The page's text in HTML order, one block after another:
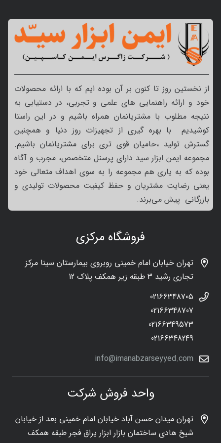
فروشگاه مرکزی
تهران خیابان امام خمینی روبروی بیمارستان سینا مرکز
تجاری رشید 3 طبقه زیر همکف پلاک 12
02166348705
02166348707
02166349573
02166348249
info@imanabzarseyyed.com
واحد فروش شرکت
تهران میدان حسن آباد خیابان امام خمینی بعد از خیابان
شیخ هادی ساختمان بازار ابزار یراق فجر طبقه همکف
از نخستین روز تا کنون بر آن بوده ایم که با ارائه محصولات
خود و ارائه راهنمایی های علمی و تجربی، در دستیابی به
نتیجه مطلوب با مشتریانمان همراه باشیم و در این راستا
کوشیدیم با بهره گیری از تجهیزات روز دنیا و همچنین
گسترش تولید ،حامیان قوی تری برای مشتریانمان باشیم.
مجموعه ایمن ابزار سید دارای پرسنل متخصص، مجرب و آگاه
بوده که به یاری هم مجموعه را به سوی اهداف متعالی خود
یعنی رضایت مشتریان و حفظ کیفیت محصولات تولیدی و
بازرگانی پیش می‌برند.